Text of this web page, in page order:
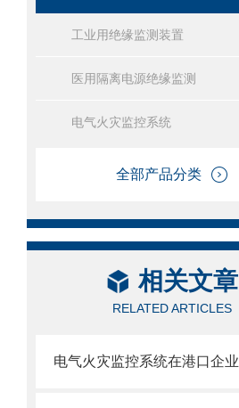
工业用绝缘监测装置
医用隔离电源绝缘监测
电气火灾监控系统
全部产品分类
相关文章
RELATED ARTICLES